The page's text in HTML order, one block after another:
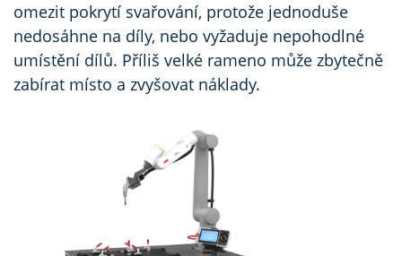
omezit pokrytí svařování, protože jednoduše
nedosáhne na díly, nebo vyžaduje nepohodlné
umístění dílů. Příliš velké rameno může zbytečně
zabírat místo a zvyšovat náklady.